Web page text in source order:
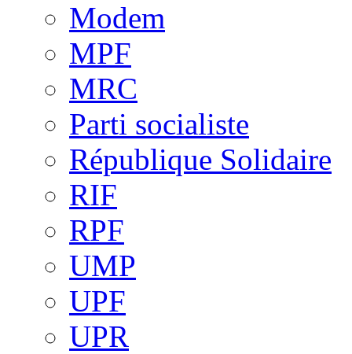
Modem
MPF
MRC
Parti socialiste
République Solidaire
RIF
RPF
UMP
UPF
UPR